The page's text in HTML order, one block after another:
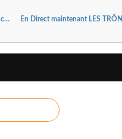
Les Loges Occultes dans Occultisme de la captivité à la liberté 11, Dr Pasteur Henri Kpodahi